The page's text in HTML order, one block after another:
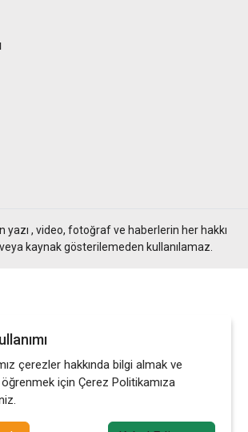
yazı , video, fotoğraf ve haberlerin her hakkı
veya kaynak gösterilemeden kullanılamaz.
çerezler hakkında bilgi almak ve
öğrenmek için Çerez Politikamıza